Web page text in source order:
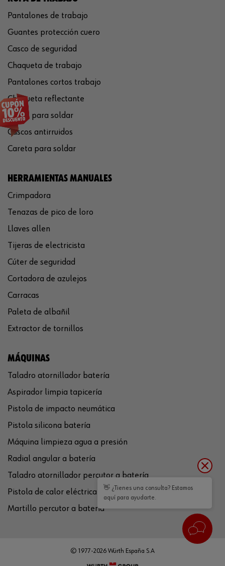
Pantalones de trabajo
Guantes protección cuero
Casco de seguridad
Chaqueta de trabajo
Pantalones cortos trabajo
Chaqueta reflectante
Gafas para soldar
Cascos antirruidos
Careta para soldar
HERRAMIENTAS MANUALES
Crimpadora
Tenazas de pico de loro
Llaves allen
Tijeras de electricista
Cúter de seguridad
Cortadora de azulejos
Carracas
Paleta de albañil
Extractor de tornillos
MÁQUINAS
Taladro atornillador batería
Aspirador limpia tapicería
Pistola de impacto neumática
Pistola silicona batería
Máquina limpieza agua a presión
Radial angular a batería
Taladro atornillador percutor a batería
Pistola de calor eléctrica
Martillo percutor a batería
© 1977-2026 Würth España S.A
👋 ¿Tienes una consulta? Estamos
aquí para ayudarte.